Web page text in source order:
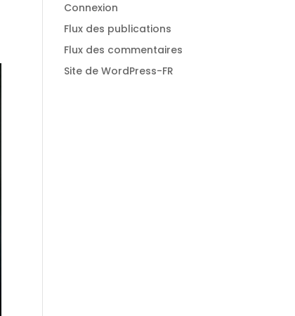
Connexion
Flux des publications
Flux des commentaires
Site de WordPress-FR